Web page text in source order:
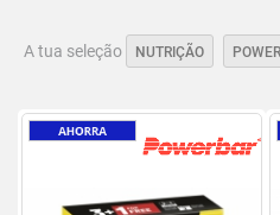
A tua seleção NUTRIÇÃO